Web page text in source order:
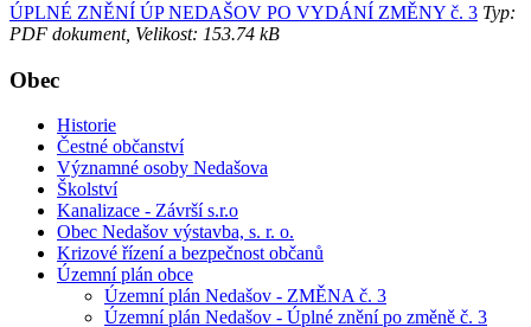
ÚPLNÉ ZNĚNÍ ÚP NEDAŠOV PO VYDÁNÍ ZMĚNY č. 3 Typ:
PDF dokument, Velikost: 153.74 kB
Obec
Historie
Čestné občanství
Významné osoby Nedašova
Školství
Kanalizace - Závrší s.r.o
Obec Nedašov výstavba, s. r. o.
Krizové řízení a bezpečnost občanů
Územní plán obce
Územní plán Nedašov - ZMĚNA č. 3
Územní plán Nedašov - Úplné znění po změně č. 3